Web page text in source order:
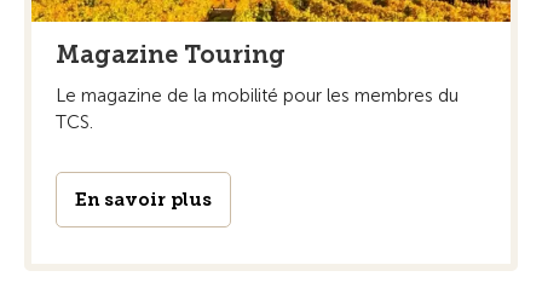
Magazine Touring
Le magazine de la mobilité pour les membres du
TCS.
En savoir plus